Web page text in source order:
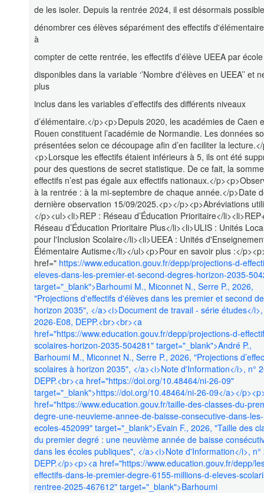
de les isoler. Depuis la rentrée 2024, il est désormais
dénombrer ces élèves séparément des effectifs
à
compter de cette rentrée, les effectifs d’élève UEEA par
disponibles dans la variable ‘’Nombre d'élèves en UEEA’’ et
plus
inclus dans les variables d’effectifs des différents niveaux
d’élémentaire.</p><p>Depuis 2020, les académies de Caen
Rouen constituent l’académie de Normandie. Les données
présentées selon ce découpage afin d’en faciliter la
<p>Lorsque les effectifs étaient inférieurs à 5, ils ont été
pour des questions de secret statistique. De ce fait, la
effectifs n’est pas égale aux effectifs nationaux.</
à la rentrée : à la mi-septembre de chaque année.</p>Date
dernière observation 15/09/2025.<p></p><p>Abréviations
</p><ul><li>REP : Réseau d’Éducation Prioritaire</
Réseau d’Éducation Prioritaire Plus</li><li>ULIS : Unités
pour l'Inclusion Scolaire</li><li>UEEA : Unités
Élémentaire Autisme</li></ul><p>Pour en savoir plus :</
href=" https://www.education.gouv.fr/depp/projections-d-
eleves-dans-les-premier-et-second-degres-horizon-2035-
target="_blank">Barhoumi M., Miconnet N., Serre P., 2026,
"Projections d'effectifs d'élèves dans les premier et second
horizon 2035", </a><i>Document de travail - série études</i>,
2026-E08, DEPP.<br><br><a
href="https://www.education.gouv.fr/depp/projections-d-
scolaires-horizon-2035-504281" target="_blank">André P.,
Barhoumi M., Miconnet N., Serre P., 2026, "Projections
scolaires à horizon 2035", </a><i>Note d'Information</i>, n°
DEPP.<br><a href="https://doi.org/10.48464/ni-26-09"
target="_blank">https://doi.org/10.48464/ni-26-09</a></
href="https://www.education.gouv.fr/taille-des-classes-du-
degre-une-neuvieme-annee-de-baisse-consecutive-dans-les-
ecoles-452099" target="_blank">Evain F., 2026, "Taille des
du premier degré : une neuvième année de baisse
dans les écoles publiques", </a><i>Note d'Information</i>, n°
DEPP.</p><p><a href="https://www.education.gouv.fr/depp/
effectifs-dans-le-premier-degre-6155-millions-d-eleves-
rentree-2025-467612" target="_blank">Barhoumi